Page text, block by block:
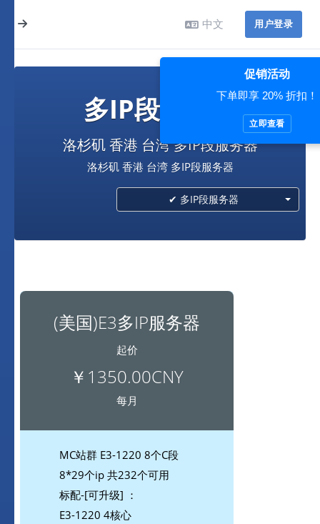
中文 用户登录
多IP段服务器
洛杉矶 香港 台湾 多IP段服务器
洛杉矶 香港 台湾 多IP段服务器
✔ 多IP段服务器
(美国)E3多IP服务器
起价
￥1350.00CNY
每月
MC站群 E3-1220 8个C段
8*29个ip 共232个可用
标配-[可升级] ：
E3-1220 4核心
促销活动
下单即享 20% 折扣！
立即查看